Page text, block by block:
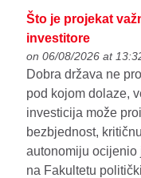
Što je projekat
investitore
on 06/08/2026 at
Dobra država ne
pod kojom dolaze,
investicija može
bezbjednost,
autonomiju ocijenio
na Fakultetu